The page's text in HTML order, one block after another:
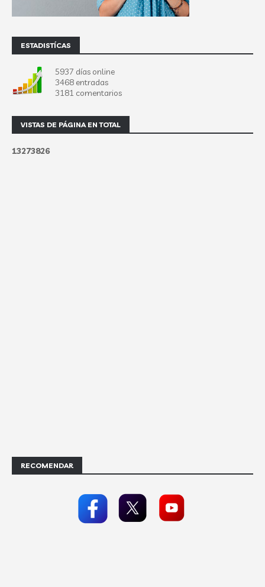
ESTADISTÍCAS
5937 días online
3468 entradas
3181 comentarios
VISTAS DE PÁGINA EN TOTAL
13273826
RECOMENDAR